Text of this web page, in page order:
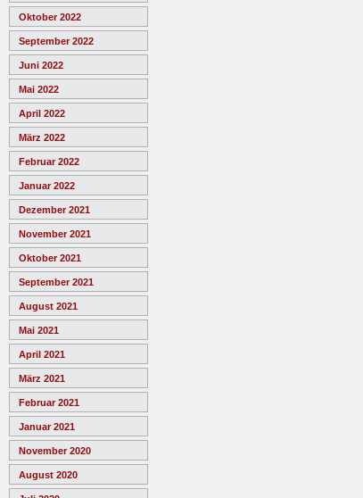
Oktober 2022
September 2022
Juni 2022
Mai 2022
April 2022
März 2022
Februar 2022
Januar 2022
Dezember 2021
November 2021
Oktober 2021
September 2021
August 2021
Mai 2021
April 2021
März 2021
Februar 2021
Januar 2021
November 2020
August 2020